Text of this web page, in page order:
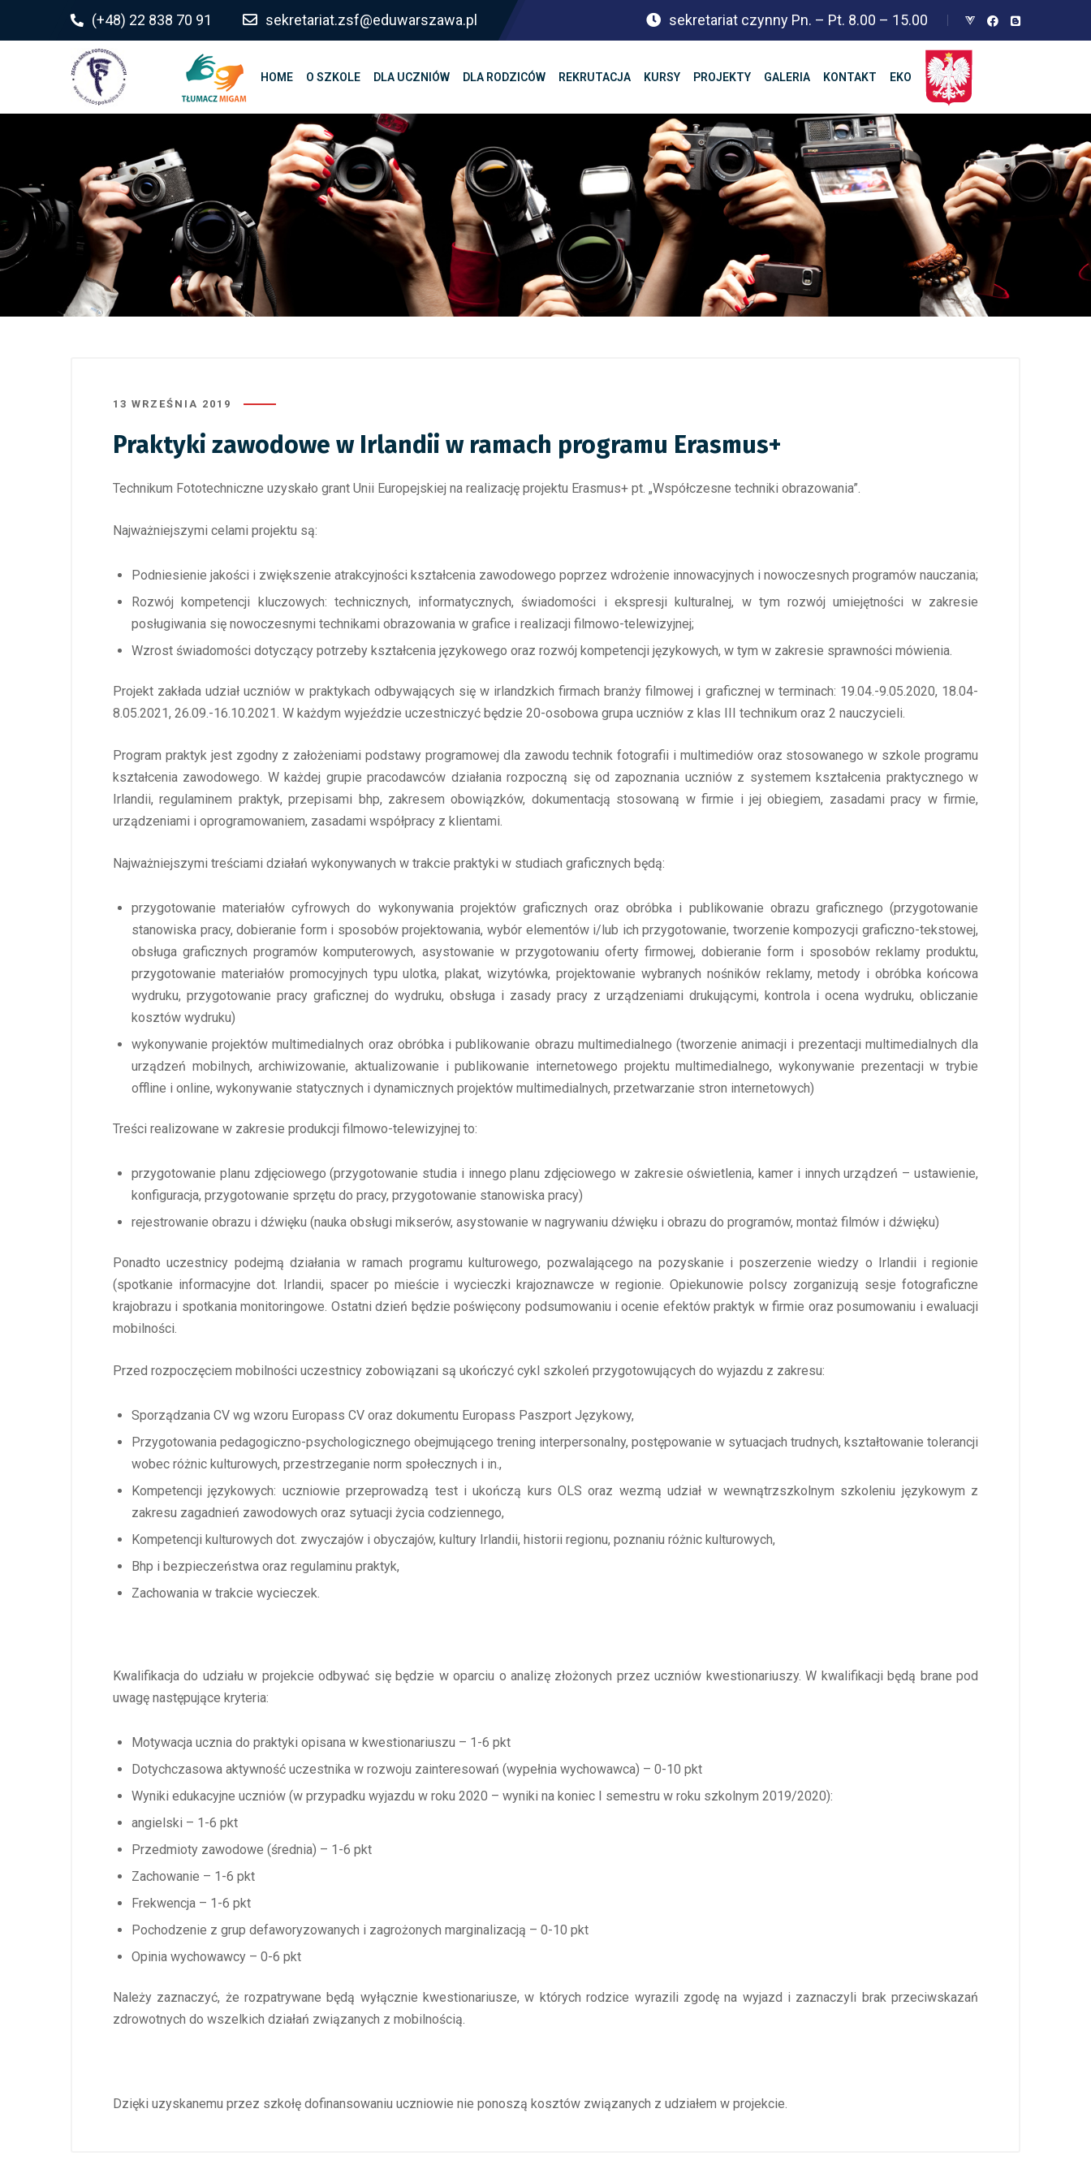
(+48) 22 838 70 91 sekretariat.zsf@eduwarszawa.pl sekretariat czynny Pn. – Pt. 8.00 – 15.00
HOME O SZKOLE DLA UCZNIÓW DLA RODZICÓW REKRUTACJA KURSY PROJEKTY GALERIA KONTAKT EKO
13 WRZEŚNIA 2019
Praktyki zawodowe w Irlandii w ramach programu Erasmus+
Technikum Fototechniczne uzyskało grant Unii Europejskiej na realizację projektu Erasmus+ pt. „Współczesne techniki obrazowania”.
Najważniejszymi celami projektu są:
Podniesienie jakości i zwiększenie atrakcyjności kształcenia zawodowego poprzez wdrożenie innowacyjnych i nowoczesnych programów nauczania;
Rozwój kompetencji kluczowych: technicznych, informatycznych, świadomości i ekspresji kulturalnej, w tym rozwój umiejętności w zakresie
posługiwania się nowoczesnymi technikami obrazowania w grafice i realizacji filmowo-telewizyjnej;
Wzrost świadomości dotyczący potrzeby kształcenia językowego oraz rozwój kompetencji językowych, w tym w zakresie sprawności mówienia.
Projekt zakłada udział uczniów w praktykach odbywających się w irlandzkich firmach branży filmowej i graficznej w terminach: 19.04.-9.05.2020, 18.04-
8.05.2021, 26.09.-16.10.2021. W każdym wyjeździe uczestniczyć będzie 20-osobowa grupa uczniów z klas III technikum oraz 2 nauczycieli.
Program praktyk jest zgodny z założeniami podstawy programowej dla zawodu technik fotografii i multimediów oraz stosowanego w szkole programu
kształcenia zawodowego. W każdej grupie pracodawców działania rozpoczną się od zapoznania uczniów z systemem kształcenia praktycznego w
Irlandii, regulaminem praktyk, przepisami bhp, zakresem obowiązków, dokumentacją stosowaną w firmie i jej obiegiem, zasadami pracy w firmie,
urządzeniami i oprogramowaniem, zasadami współpracy z klientami.
Najważniejszymi treściami działań wykonywanych w trakcie praktyki w studiach graficznych będą:
przygotowanie materiałów cyfrowych do wykonywania projektów graficznych oraz obróbka i publikowanie obrazu graficznego (przygotowanie
stanowiska pracy, dobieranie form i sposobów projektowania, wybór elementów i/lub ich przygotowanie, tworzenie kompozycji graficzno-tekstowej,
obsługa graficznych programów komputerowych, asystowanie w przygotowaniu oferty firmowej, dobieranie form i sposobów reklamy produktu,
przygotowanie materiałów promocyjnych typu ulotka, plakat, wizytówka, projektowanie wybranych nośników reklamy, metody i obróbka końcowa
wydruku, przygotowanie pracy graficznej do wydruku, obsługa i zasady pracy z urządzeniami drukującymi, kontrola i ocena wydruku, obliczanie
kosztów wydruku)
wykonywanie projektów multimedialnych oraz obróbka i publikowanie obrazu multimedialnego (tworzenie animacji i prezentacji multimedialnych dla
urządzeń mobilnych, archiwizowanie, aktualizowanie i publikowanie internetowego projektu multimedialnego, wykonywanie prezentacji w trybie
offline i online, wykonywanie statycznych i dynamicznych projektów multimedialnych, przetwarzanie stron internetowych)
Treści realizowane w zakresie produkcji filmowo-telewizyjnej to:
przygotowanie planu zdjęciowego (przygotowanie studia i innego planu zdjęciowego w zakresie oświetlenia, kamer i innych urządzeń – ustawienie,
konfiguracja, przygotowanie sprzętu do pracy, przygotowanie stanowiska pracy)
rejestrowanie obrazu i dźwięku (nauka obsługi mikserów, asystowanie w nagrywaniu dźwięku i obrazu do programów, montaż filmów i dźwięku)
Ponadto uczestnicy podejmą działania w ramach programu kulturowego, pozwalającego na pozyskanie i poszerzenie wiedzy o Irlandii i regionie
(spotkanie informacyjne dot. Irlandii, spacer po mieście i wycieczki krajoznawcze w regionie. Opiekunowie polscy zorganizują sesje fotograficzne
krajobrazu i spotkania monitoringowe. Ostatni dzień będzie poświęcony podsumowaniu i ocenie efektów praktyk w firmie oraz posumowaniu i ewaluacji
mobilności.
Przed rozpoczęciem mobilności uczestnicy zobowiązani są ukończyć cykl szkoleń przygotowujących do wyjazdu z zakresu:
Sporządzania CV wg wzoru Europass CV oraz dokumentu Europass Paszport Językowy,
Przygotowania pedagogiczno-psychologicznego obejmującego trening interpersonalny, postępowanie w sytuacjach trudnych, kształtowanie tolerancji
wobec różnic kulturowych, przestrzeganie norm społecznych i in.,
Kompetencji językowych: uczniowie przeprowadzą test i ukończą kurs OLS oraz wezmą udział w wewnątrzszkolnym szkoleniu językowym z
zakresu zagadnień zawodowych oraz sytuacji życia codziennego,
Kompetencji kulturowych dot. zwyczajów i obyczajów, kultury Irlandii, historii regionu, poznaniu różnic kulturowych,
Bhp i bezpieczeństwa oraz regulaminu praktyk,
Zachowania w trakcie wycieczek.
Kwalifikacja do udziału w projekcie odbywać się będzie w oparciu o analizę złożonych przez uczniów kwestionariuszy. W kwalifikacji będą brane pod
uwagę następujące kryteria:
Motywacja ucznia do praktyki opisana w kwestionariuszu – 1-6 pkt
Dotychczasowa aktywność uczestnika w rozwoju zainteresowań (wypełnia wychowawca) – 0-10 pkt
Wyniki edukacyjne uczniów (w przypadku wyjazdu w roku 2020 – wyniki na koniec I semestru w roku szkolnym 2019/2020):
angielski – 1-6 pkt
Przedmioty zawodowe (średnia) – 1-6 pkt
Zachowanie – 1-6 pkt
Frekwencja – 1-6 pkt
Pochodzenie z grup defaworyzowanych i zagrożonych marginalizacją – 0-10 pkt
Opinia wychowawcy – 0-6 pkt
Należy zaznaczyć, że rozpatrywane będą wyłącznie kwestionariusze, w których rodzice wyrazili zgodę na wyjazd i zaznaczyli brak przeciwskazań
zdrowotnych do wszelkich działań związanych z mobilnością.
Dzięki uzyskanemu przez szkołę dofinansowaniu uczniowie nie ponoszą kosztów związanych z udziałem w projekcie.